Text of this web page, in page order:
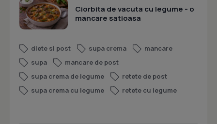
Ciorbita de vacuta cu legume - o
mancare satioasa
diete si post supa crema
mancare
supa
mancare de post
supa crema de legume
retete de post
supa crema cu legume
retete cu legume